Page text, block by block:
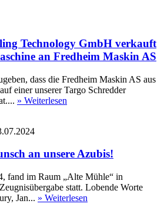
Technology GmbH verkauft
an Fredheim Maskin AS
dass die Fredheim Maskin AS aus
einer unserer Targo Schredder
» Weiterlesen
an unsere Azubis!
fand im Raum „Alte Mühle“ in
statt. Lobende Worte
Jan... » Weiterlesen